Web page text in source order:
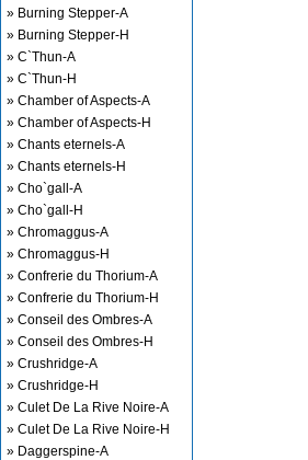
» Burning Stepper-A
» Burning Stepper-H
» C`Thun-A
» C`Thun-H
» Chamber of Aspects-A
» Chamber of Aspects-H
» Chants eternels-A
» Chants eternels-H
» Cho`gall-A
» Cho`gall-H
» Chromaggus-A
» Chromaggus-H
» Confrerie du Thorium-A
» Confrerie du Thorium-H
» Conseil des Ombres-A
» Conseil des Ombres-H
» Crushridge-A
» Crushridge-H
» Culet De La Rive Noire-A
» Culet De La Rive Noire-H
» Daggerspine-A